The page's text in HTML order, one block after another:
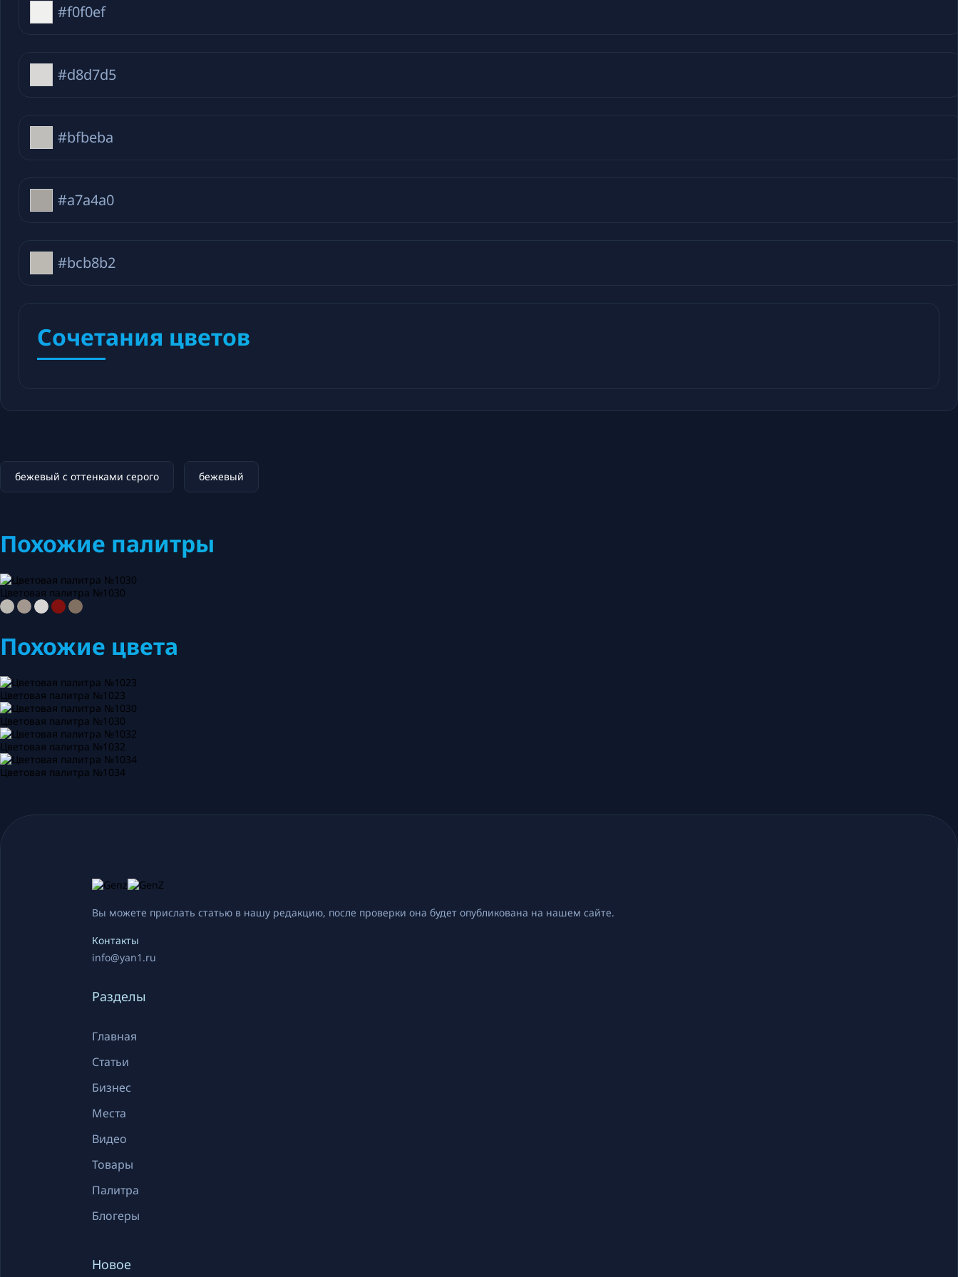
#f0f0ef
#d8d7d5
#bfbeba
#a7a4a0
#bcb8b2
Сочетания цветов
бежевый с оттенками серого бежевый
Похожие палитры
Цветовая палитра №1030
Похожие цвета
Цветовая палитра №1023
Цветовая палитра №1030
Цветовая палитра №1032
Цветовая палитра №1034
Вы можете прислать статью в нашу редакцию, после проверки она будет опубликована на нашем сайте.
Контакты
info@yan1.ru
Разделы
Главная
Статьи
Бизнес
Места
Видео
Товары
Палитра
Блогеры
Новое